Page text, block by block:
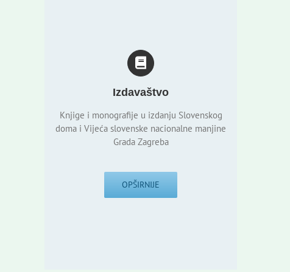
Izdavaštvo
Knjige i monografije u izdanju Slovenskog
doma i Vijeća slovenske nacionalne manjine
Grada Zagreba
OPŠIRNIJE